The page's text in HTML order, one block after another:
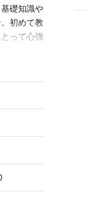
礎知識や
初めて教
って心強